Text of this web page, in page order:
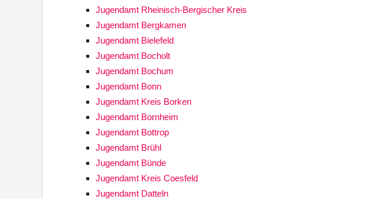
Jugendamt Rheinisch-Bergischer Kreis
Jugendamt Bergkamen
Jugendamt Bielefeld
Jugendamt Bocholt
Jugendamt Bochum
Jugendamt Bonn
Jugendamt Kreis Borken
Jugendamt Bornheim
Jugendamt Bottrop
Jugendamt Brühl
Jugendamt Bünde
Jugendamt Kreis Coesfeld
Jugendamt Datteln